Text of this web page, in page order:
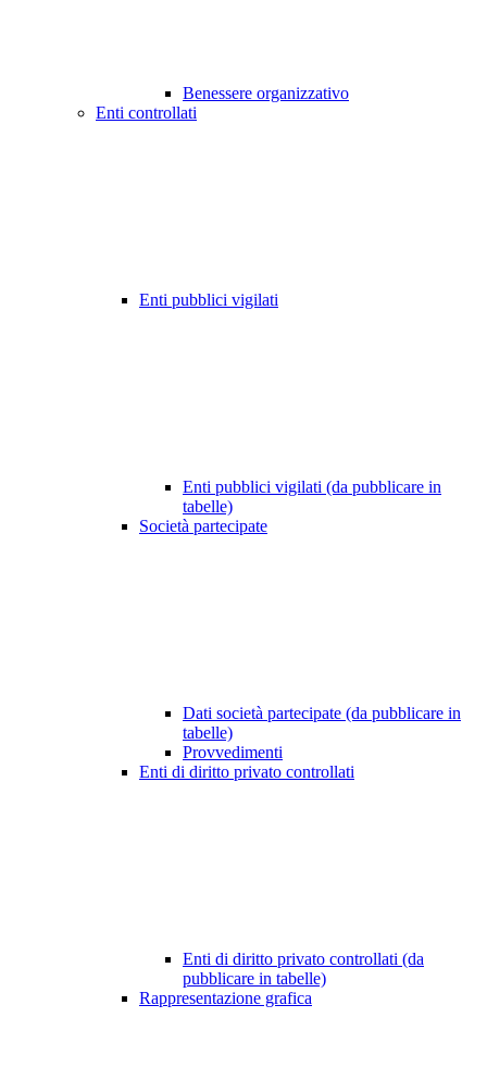
Benessere organizzativo
Enti controllati
Enti pubblici vigilati
Enti pubblici vigilati (da pubblicare in
tabelle)
Società partecipate
Dati società partecipate (da pubblicare in
tabelle)
Provvedimenti
Enti di diritto privato controllati
Enti di diritto privato controllati (da
pubblicare in tabelle)
Rappresentazione grafica